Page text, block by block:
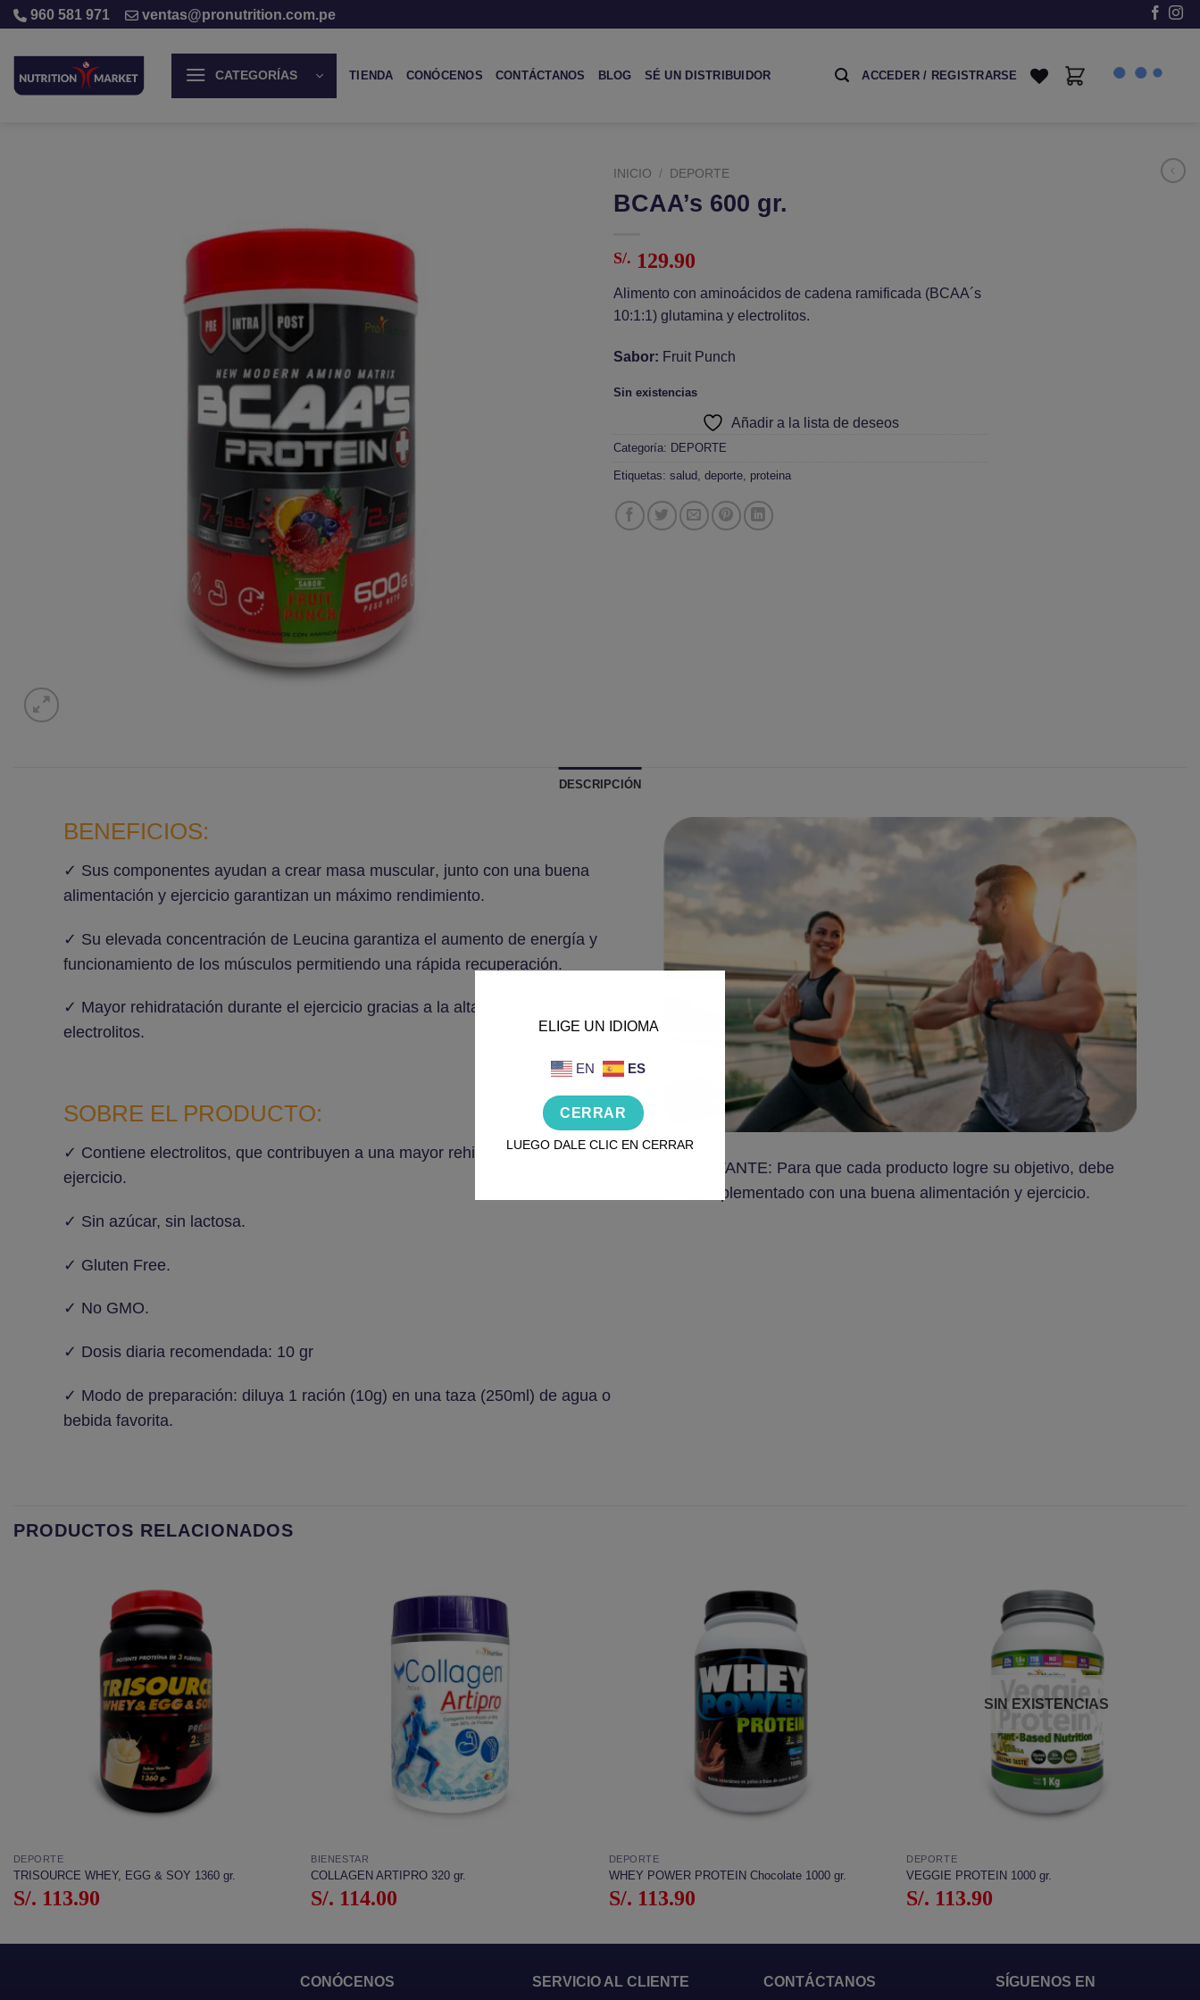
Saltar
al
contenido
960 581 971 ventas@pronutrition.com.pe
CATEGORÍAS TIENDA CONÓCENOS CONTÁCTANOS BLOG SÉ UN DISTRIBUIDOR ACCEDER / REGISTRARSE
INICIO / DEPORTE
BCAA’s 600 gr.
S/. 129.90
Alimento con aminoácidos de cadena ramificada (BCAA´s
10:1:1) glutamina y electrolitos.
Sabor: Fruit Punch
Sin existencias
Añadir a la lista de deseos
Categoría: DEPORTE
Etiquetas: salud, deporte, proteina
DESCRIPCIÓN
BENEFICIOS:
✓ Sus componentes ayudan a crear masa muscular, junto con una buena
alimentación y ejercicio garantizan un máximo rendimiento.
✓ Su elevada concentración de Leucina garantiza el aumento de energía y
funcionamiento de los músculos permitiendo una rápida recuperación.
✓ Mayor rehidratación durante el ejercicio gracias a la alta concentración de
electrolitos.
SOBRE EL PRODUCTO:
✓ Contiene electrolitos, que contribuyen a una mayor rehidratación durante el
ejercicio.
✓ Sin azúcar, sin lactosa.
✓ Gluten Free.
✓ No GMO.
✓ Dosis diaria recomendada: 10 gr
✓ Modo de preparación: diluya 1 ración (10g) en una taza (250ml) de agua o
bebida favorita.
IMPORTANTE: Para que cada producto logre su objetivo, debe
ser complementado con una buena alimentación y ejercicio.
PRODUCTOS RELACIONADOS
DEPORTE
TRISOURCE WHEY, EGG & SOY 1360 gr.
S/. 113.90
BIENESTAR
COLLAGEN ARTIPRO 320 gr.
S/. 114.00
DEPORTE
WHEY POWER PROTEIN Chocolate 1000 gr.
S/. 113.90
SIN EXISTENCIAS
DEPORTE
VEGGIE PROTEIN 1000 gr.
S/. 113.90
CONÓCENOS SERVICIO AL CLIENTE CONTÁCTANOS SÍGUENOS EN
modal-check
ELIGE UN IDIOMA
EN ES
CERRAR
LUEGO DALE CLIC EN CERRAR